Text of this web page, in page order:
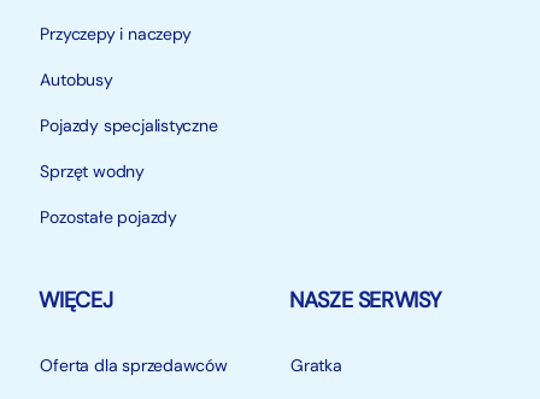
Przyczepy i naczepy
Autobusy
Pojazdy specjalistyczne
Sprzęt wodny
Pozostałe pojazdy
WIĘCEJ
Oferta dla sprzedawców
NASZE SERWISY
Gratka